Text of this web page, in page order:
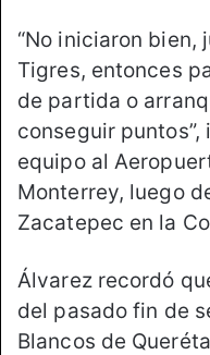
“No iniciaron bien,
Tigres, entonces
de partida o
conseguir
equipo al
Monterrey, luego
Zacatepec en la
Álvarez recordó
del pasado fin de
Blancos de